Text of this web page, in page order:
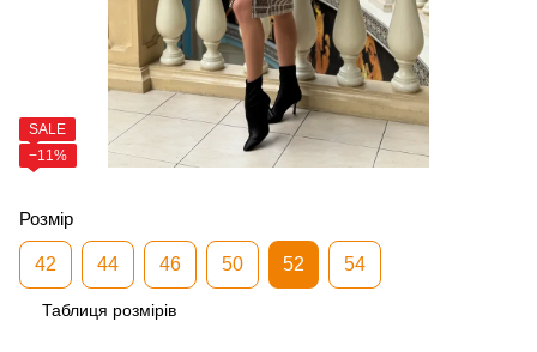
SALE
−11%
Розмір
42 44 46 50 52 54
Таблиця розмірів